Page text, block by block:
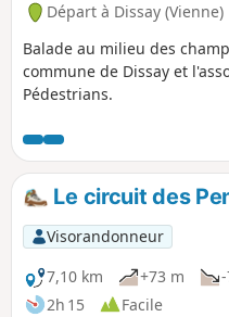
Départ à Dissay (Vienne)
Balade au milieu des
commune de Dissay et
Pédestrians.
Le circuit des
Visorandonneur
7,10 km
+73 m
2h 15
Facile